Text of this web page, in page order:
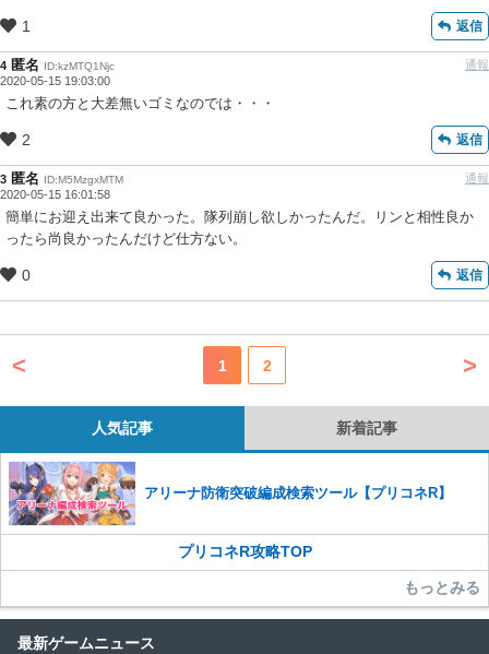
1 返信
4 匿名 ID:kzMTQ1Njc
2020-05-15 19:03:00
通報
これ素の方と大差無いゴミなのでは・・・
2 返信
3 匿名 ID:M5MzgxMTM
2020-05-15 16:01:58
通報
簡単にお迎え出来て良かった。隊列崩し欲しかったんだ。リンと相性良か
ったら尚良かったんだけど仕方ない。
0 返信
< 1 2 >
人気記事 新着記事
アリーナ防衛突破編成検索ツール【プリコネR】
プリコネR攻略TOP
もっとみる
最新ゲームニュース